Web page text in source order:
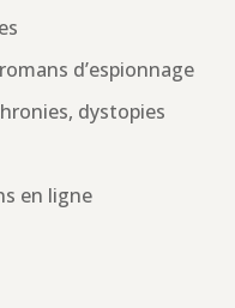
d’espionnage
dystopies
en ligne